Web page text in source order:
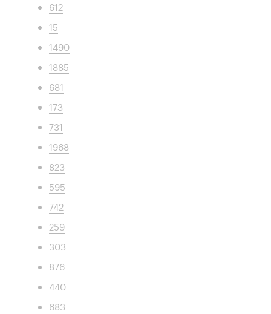
612
15
1490
1885
681
173
731
1968
823
595
742
259
303
876
440
683